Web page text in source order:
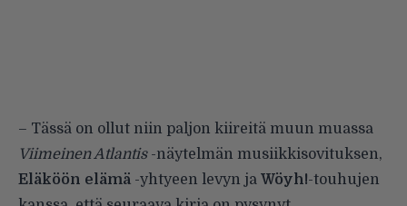
– Tässä on ollut niin paljon kiireitä muun muassa
Viimeinen Atlantis -näytelmän musiikkisovituksen,
Eläköön elämä -yhtyeen levyn ja Wöyh!-touhujen